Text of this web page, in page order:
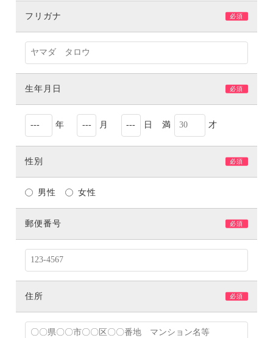
フリガナ 必須
生年月日 必須
年 月 日 満 才
性別 必須
男性 女性
郵便番号 必須
住所 必須